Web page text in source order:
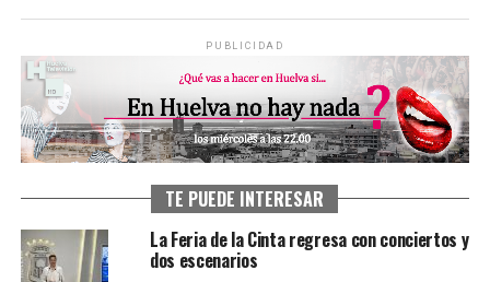
PUBLICIDAD
TE PUEDE INTERESAR
La Feria de la Cinta regresa con conciertos y
dos escenarios